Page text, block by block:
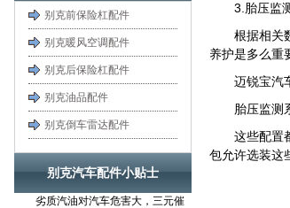
别克前保险杠配件
别克暖风空调配件
别克后保险杠配件
别克油品配件
别克倒车雷达配件
别克汽车配件小贴士
劣质汽油对汽车危害大，三元催
3.胎压监
根据相关
养护是多么重
迈锐宝汽
胎压监测
这些配置
包允许选装这